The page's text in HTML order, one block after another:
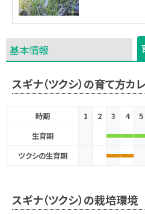
基本情報
スギナ（ツクシ）の育て方カ
時期 1 2 3 4 5
生育期
ツクシの生育期
スギナ（ツクシ）の栽培環境